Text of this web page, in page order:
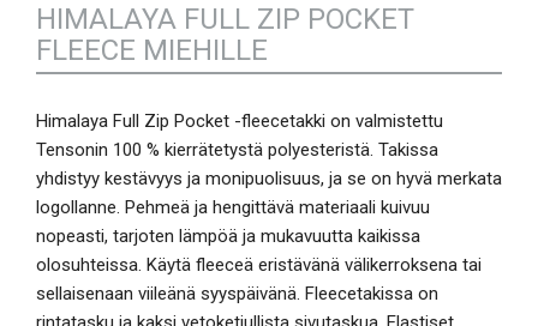
HIMALAYA FULL ZIP POCKET
FLEECE MIEHILLE
Himalaya Full Zip Pocket -fleecetakki on valmistettu
Tensonin 100 % kierrätetystä polyesteristä. Takissa
yhdistyy kestävyys ja monipuolisuus, ja se on hyvä merkata
logollanne. Pehmeä ja hengittävä materiaali kuivuu
nopeasti, tarjoten lämpöä ja mukavuutta kaikissa
olosuhteissa. Käytä fleeceä eristävänä välikerroksena tai
sellaisenaan viileänä syyspäivänä. Fleecetakissa on